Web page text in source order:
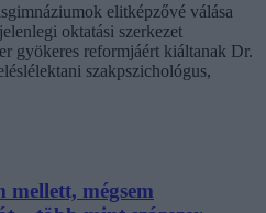
elitképzővé válása
oktatási szerkezet
gyökeres reformjáért kiáltanak Dr.
szakpszichológus,
mellett, mégsem